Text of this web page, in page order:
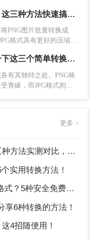
文件总大小限制。
质量，过低的设置
的画质损失。
（质量
图像进行全方位的
尺寸、分辨率、色
可以在保留所有原
编辑。
。
。
png图片怎么批量转换成jpg？这三种方法快速搞定转换！
PNG图片批量转换成
格式具有更好的压缩效
片批量转换成JPG的方
png图片怎么转换成jpg？看一下这三个简单转换方法！
有其独特之处。PNG格
青睐，而JPG格式则因
更多 >
比，附各场景最优选!！
实用转换方法！
免费转换方法全解析！
享6种转换的方法！
4招随便用！